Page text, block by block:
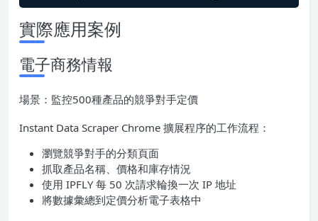
實際應用案例
電子商務情報
場景：監控500種產品的競爭對手定價
Instant Data Scraper Chrome 擴展程序的工作流程：
瀏覽競爭對手的分類頁面
抓取產品名稱、價格和庫存情況
使用 IPFLY 每 50 次請求輪換一次 IP 地址
將數據彙總到定價分析電子表格中